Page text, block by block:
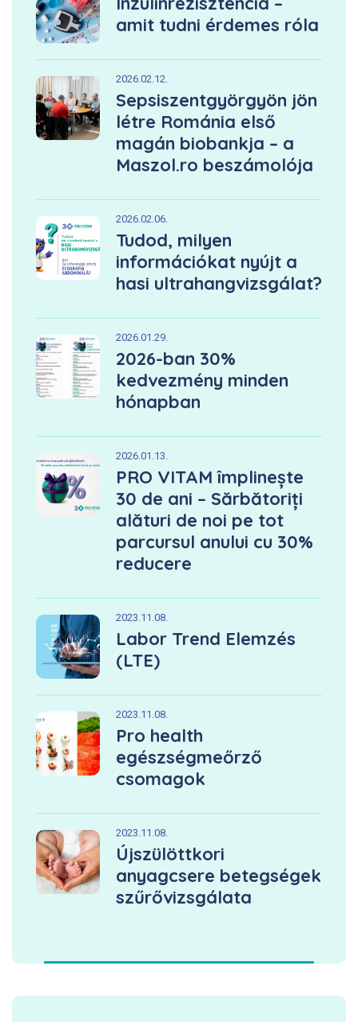
amit tudni érdemes róla
2026.02.12.
Sepsiszentgyörgyön jön
létre Románia első
magán biobankja – a
Maszol.ro beszámolója
2026.02.06.
Tudod, milyen
információkat nyújt a
hasi ultrahangvizsgálat?
2026.01.29.
2026-ban 30%
kedvezmény minden
hónapban
2026.01.13.
PRO VITAM împlinește
30 de ani – Sărbătoriți
alături de noi pe tot
parcursul anului cu 30%
reducere
2023.11.08.
Labor Trend Elemzés
(LTE)
2023.11.08.
Pro health
egészségmeőrző
csomagok
2023.11.08.
Újszülöttkori
anyagcsere betegségek
szűrővizsgálata